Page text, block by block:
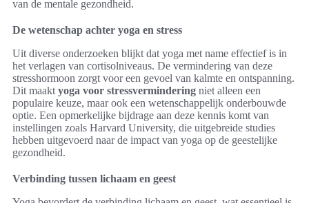
van de mentale gezondheid.
De wetenschap achter yoga en stress
Uit diverse onderzoeken blijkt dat yoga met name effectief is in
het verlagen van cortisolniveaus. De vermindering van deze
stresshormoon zorgt voor een gevoel van kalmte en ontspanning.
Dit maakt yoga voor stressvermindering niet alleen een
populaire keuze, maar ook een wetenschappelijk onderbouwde
optie. Een opmerkelijke bijdrage aan deze kennis komt van
instellingen zoals Harvard University, die uitgebreide studies
hebben uitgevoerd naar de impact van yoga op de geestelijke
gezondheid.
Verbinding tussen lichaam en geest